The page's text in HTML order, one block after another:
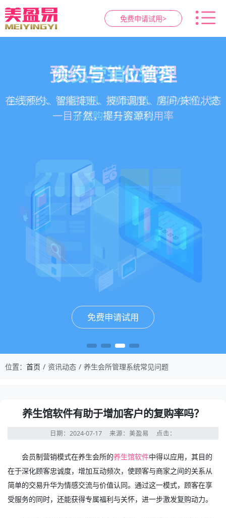
免费申请试用>
智慧养生馆管理系统
一站式解决养生馆预约、服务、会员、财务、营
销全流程数字化管理
免费申请试用
会员营销&锁客
会员积分、套餐定制、精准营销、客户关怀，提
升复购率与客单价
免费申请试用
预约与工位管理
在线预约、智能排班、技师调度、房间/床位状态
一目了然，提升资源利用率
免费申请试用
健康档案与效果追踪
客户体质记录、服务方案执行、效果对比，数据
化展示服务价值
免费申请试用
位置： 首页 资讯动态 养生会所管理系统常见问题
养生馆软件有助于增加客户的复购率吗？
日期：2024-07-17 来源：美盈易 点击：
会员制营销模式在养生会所的养生馆软件中得以应用，其目的
在于深化顾客忠诚度，增加互动频次，使顾客与商家之间的关系从
简单的交易升华为情感交流与价值认同。通过这一模式，顾客在享
受服务的同时，还能获得专属福利与关怀，进一步激发复购动力。